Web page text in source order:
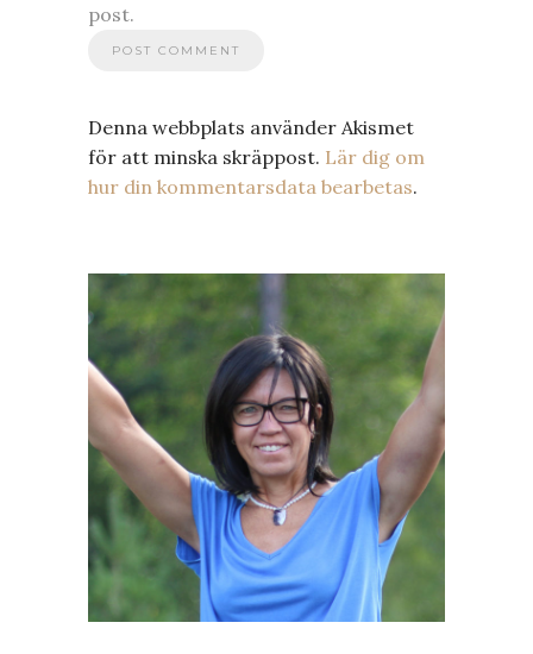
post.
Denna webbplats använder Akismet
för att minska skräppost. Lär dig om
hur din kommentarsdata bearbetas.